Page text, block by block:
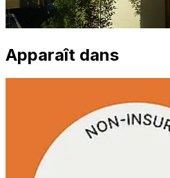
Apparaît dans